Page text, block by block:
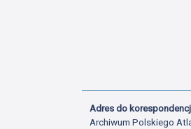
Adres do
Archiwum Polskiego